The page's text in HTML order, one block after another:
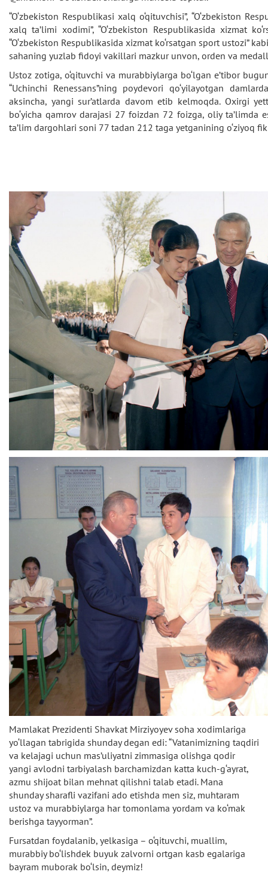
“O‘zbekiston Respublikasi xalq o‘qituvchisi”, “O‘zbekiston
xalq ta’limi xodimi”, “O‘zbekiston Respublikasida xizmat
“O‘zbekiston Respublikasida xizmat ko‘rsatgan sport ustozi”
sahaning yuzlab fidoyi vakillari mazkur unvon, orden va
Ustoz zotiga, o‘qituvchi va murabbiylarga bo‘lgan e’tibor
“Uchinchi Renessans”ning poydevori qo‘yilayotgan
aksincha, yangi sur’atlarda davom etib kelmoqda. Oxirgi
bo‘yicha qamrov darajasi 27 foizdan 72 foizga, oliy ta’limda
ta’lim dargohlari soni 77 tadan 212 taga yetganining o‘ziyoq
Mamlakat Prezidenti Shavkat Mirziyoyev soha xodimlariga
yo‘llagan tabrigida shunday degan edi: “Vatanimizning taqdiri
va kelajagi uchun mas’uliyatni zimmasiga olishga qodir
yangi avlodni tarbiyalash barchamizdan katta kuch-g‘ayrat,
azmu shijoat bilan mehnat qilishni talab etadi. Mana
shunday sharafli vazifani ado etishda men siz, muhtaram
ustoz va murabbiylarga har tomonlama yordam va ko‘mak
berishga tayyorman”.
Fursatdan foydalanib, yelkasiga – o‘qituvchi, muallim,
murabbiy bo‘lishdek buyuk zalvorni ortgan kasb egalariga
bayram muborak bo‘lsin, deymiz!